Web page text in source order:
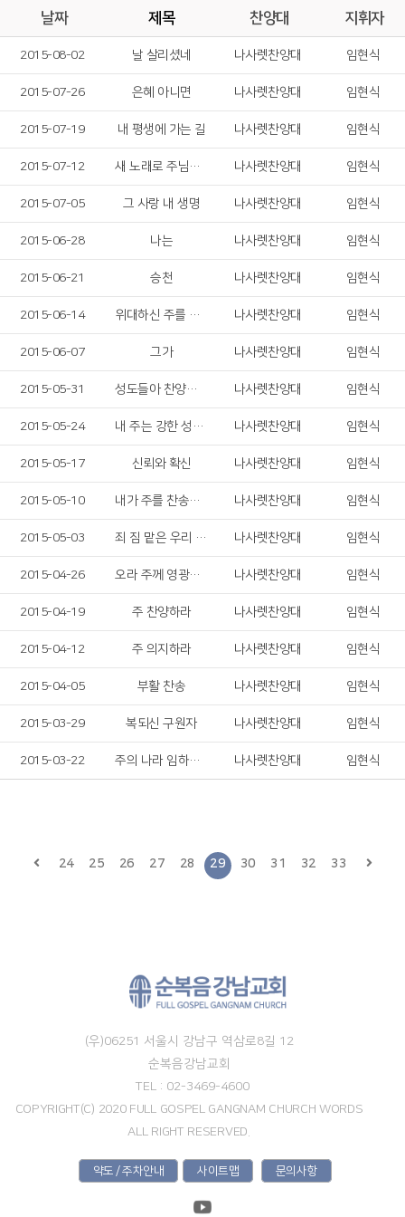
날짜 제목 찬양대 지휘자
2015-08-02 날 살리셨네 나사렛찬양대 임현식
2015-07-26 은혜 아니면 나사렛찬양대 임현식
2015-07-19 내 평생에 가는 길 나사렛찬양대 임현식
2015-07-12 새 노래로 주님을 찬양하라 나사렛찬양대 임현식
2015-07-05 그 사랑 내 생명 나사렛찬양대 임현식
2015-06-28 나는 나사렛찬양대 임현식
2015-06-21 승천 나사렛찬양대 임현식
2015-06-14 위대하신 주를 찬양 나사렛찬양대 임현식
2015-06-07 그가 나사렛찬양대 임현식
2015-05-31 성도들아 찬양하자 나사렛찬양대 임현식
2015-05-24 내 주는 강한 성이요 나사렛찬양대 임현식
2015-05-17 신뢰와 확신 나사렛찬양대 임현식
2015-05-10 내가 주를 찬송하리 나사렛찬양대 임현식
2015-05-03 죄 짐 맡은 우리 구주 나사렛찬양대 임현식
2015-04-26 오라 주께 영광의 찬양드리자 나사렛찬양대 임현식
2015-04-19 주 찬양하라 나사렛찬양대 임현식
2015-04-12 주 의지하라 나사렛찬양대 임현식
2015-04-05 부활 찬송 나사렛찬양대 임현식
2015-03-29 복되신 구원자 나사렛찬양대 임현식
2015-03-22 주의 나라 임하신다 나사렛찬양대 임현식
24 25 26 27 28 29 30 31 32 33
(우)06251 서울시 강남구 역삼로8길 12
순복음강남교회
TEL : 02-3469-4600
COPYRIGHT(C) 2020 FULL GOSPEL GANGNAM CHURCH WORDS
ALL RIGHT RESERVED.
약도 / 주차안내 사이트맵 문의사항